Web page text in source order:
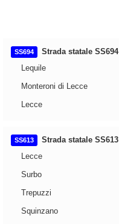
SS694
Strada statale SS694
Lequile
Monteroni di Lecce
Lecce
SS613
Strada statale SS613
Lecce
Surbo
Trepuzzi
Squinzano